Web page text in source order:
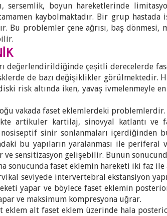
sersemlik, boyun hareketlerinde
kaybolmaktadır. Bir grup
Bu problemler çene ağrısı, baş
değerlendirildiğinde çeşitli derecelerde
de bazı değişiklikler görülmektedir.
risk altında iken, yavaş ivmelenmeyle
çoğu vakada faset eklemlerdeki
artikuler kartilaj, sinovyal katlantı ve
sinir sonlanmaları içerdiğinden
bu yapıların yaralanması ile periferal
ve sensitizasyon gelişebilir. Bunun
sonucunda faset eklemin hareketi iki faz ile
seviyede intervertebral ekstansiyon
yapar ve böylece faset eklemin
ve maksimum kompresyona uğrar.
eklem alt faset eklem üzerinde hala